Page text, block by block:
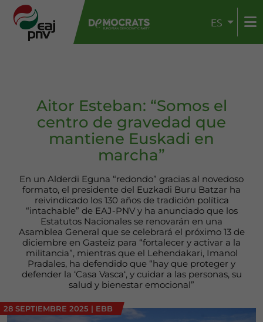
ES
Aitor Esteban: “Somos el
centro de gravedad que
mantiene Euskadi en
marcha”
En un Alderdi Eguna “redondo” gracias al novedoso
formato, el presidente del Euzkadi Buru Batzar ha
reivindicado los 130 años de tradición política
“intachable” de EAJ-PNV y ha anunciado que los
Estatutos Nacionales se renovarán en una
Asamblea General que se celebrará el próximo 13 de
diciembre en Gasteiz para “fortalecer y activar a la
militancia”, mientras que el Lehendakari, Imanol
Pradales, ha defendido que “hay que proteger y
defender la ‘Casa Vasca‘, y cuidar a las personas, su
salud y bienestar emocional”
28 SEPTIEMBRE 2025 | EBB